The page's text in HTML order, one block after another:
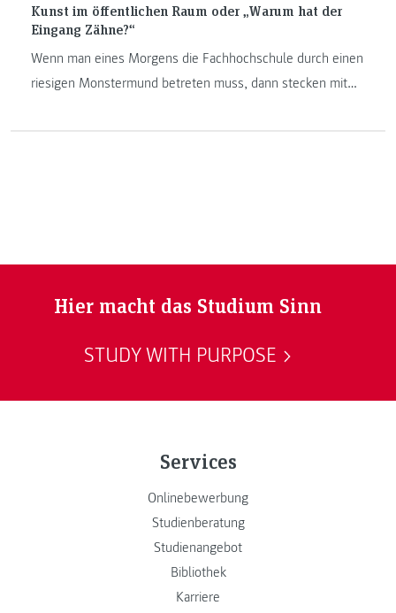
Kunst im öffentlichen Raum oder „Warum hat der
Eingang Zähne?“
Wenn man eines Morgens die Fachhochschule durch einen
riesigen Monstermund betreten muss, dann stecken mit
Hier macht das Studium Sinn
STUDY WITH PURPOSE
Services
Onlinebewerbung
Studienberatung
Studienangebot
Bibliothek
Karriere